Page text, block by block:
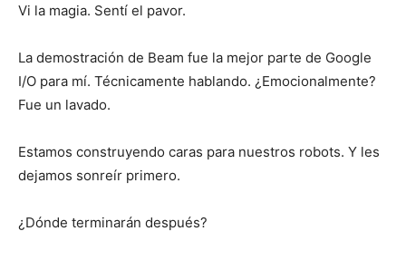
Vi la magia. Sentí el pavor.
La demostración de Beam fue la mejor parte de Google
I/O para mí. Técnicamente hablando. ¿Emocionalmente?
Fue un lavado.
Estamos construyendo caras para nuestros robots. Y les
dejamos sonreír primero.
¿Dónde terminarán después?